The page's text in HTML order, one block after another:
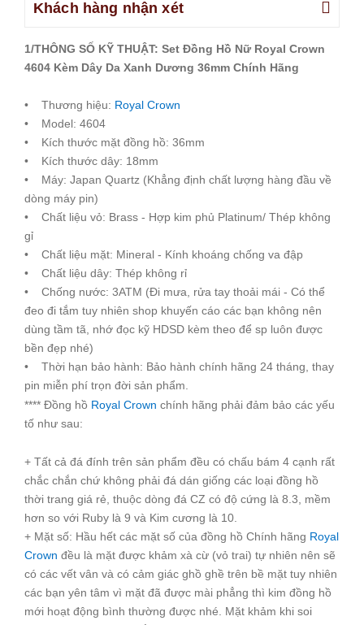
Khách hàng nhận xét
1/THÔNG SỐ KỸ THUẬT: Set Đồng Hồ Nữ Royal Crown
4604 Kèm Dây Da Xanh Dương 36mm Chính Hãng
• Thương hiệu: Royal Crown
• Model: 4604
• Kích thước mặt đồng hồ: 36mm
• Kích thước dây: 18mm
• Máy: Japan Quartz (Khẳng định chất lượng hàng đầu về
dòng máy pin)
• Chất liệu vỏ: Brass - Hợp kim phủ Platinum/ Thép không
gỉ
• Chất liệu mặt: Mineral - Kính khoáng chống va đập
• Chất liệu dây: Thép không rỉ
• Chống nước: 3ATM (Đi mưa, rửa tay thoải mái - Có thể
đeo đi tắm tuy nhiên shop khuyến cáo các bạn không nên
dùng tầm tã, nhớ đọc kỹ HDSD kèm theo để sp luôn được
bền đẹp nhé)
• Thời hạn bảo hành: Bảo hành chính hãng 24 tháng, thay
pin miễn phí trọn đời sản phẩm.
**** Đồng hồ Royal Crown chính hãng phải đảm bảo các yếu
tố như sau:
+ Tất cả đá đính trên sản phẩm đều có chấu bám 4 cạnh rất
chắc chắn chứ không phải đá dán giống các loại đồng hồ
thời trang giá rẻ, thuộc dòng đá CZ có độ cứng là 8.3, mềm
hơn so với Ruby là 9 và Kim cương là 10.
+ Mặt số: Hầu hết các mặt số của đồng hồ Chính hãng Royal
Crown đều là mặt được khảm xà cừ (vỏ trai) tự nhiên nên sẽ
có các vết vân và có cảm giác ghồ ghề trên bề mặt tuy nhiên
các bạn yên tâm vì mặt đã được mài phẳng thì kim đồng hồ
mới hoạt động bình thường được nhé. Mặt khảm khi soi